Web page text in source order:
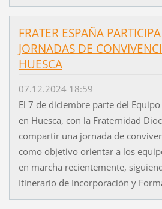
FRATER ESPAÑA
JORNADAS DE
HUESCA
07.12.2024 18:59
El 7 de diciembre parte del
en Huesca, con la Fraternidad
compartir una jornada de
como objetivo orientar a los
en marcha recientemente,
Itinerario de Incorporación y